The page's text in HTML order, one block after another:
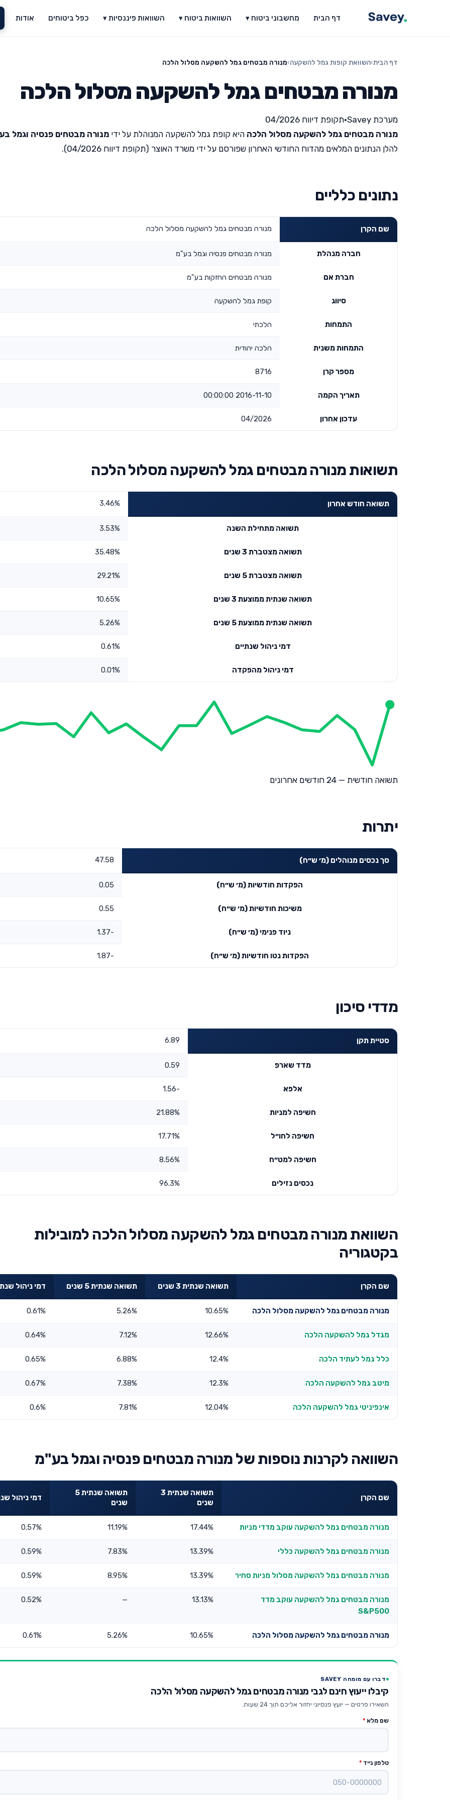
דף הבית מחשבוני ביטוח ▾ השוואות ביטוח ▾ השוואות פיננסיות ▾ כפל ביטוחים אודות
דף הבית›השוואת קופות גמל להשקעה›מנורה מבטחים גמל להשקעה מסלול הלכה
מנורה מבטחים גמל להשקעה מסלול הלכה
מערכת Savey •תקופת דיווח 04/2026
מנורה מבטחים גמל להשקעה מסלול הלכה היא קופת גמל להשקעה המנוהלת על ידי מנורה מבטחים פנסיה וגמל
להלן הנתונים המלאים מהדוח החודשי האחרון שפורסם על ידי משרד האוצר (תקופת דיווח 04/2026).
נתונים כלליים
שם הקרן מנורה מבטחים גמל להשקעה מסלול הלכה
חברה מנהלת מנורה מבטחים פנסיה וגמל בע"מ
חברת אם מנורה מבטחים החזקות בע"מ
סיווג קופת גמל להשקעה
התמחות הלכתי
התמחות משנית הלכה יהודית
מספר קרן 8716
תאריך הקמה 2016-11-10 00:00:00
עדכון אחרון 04/2026
תשואות מנורה מבטחים גמל להשקעה מסלול הלכה
תשואה חודש אחרון 3.46%
תשואה מתחילת השנה 3.53%
תשואה מצטברת 3 שנים 35.48%
תשואה מצטברת 5 שנים 29.21%
תשואה שנתית ממוצעת 3 שנים 10.65%
תשואה שנתית ממוצעת 5 שנים 5.26%
דמי ניהול שנתיים 0.61%
דמי ניהול מהפקדה 0.01%
תשואה חודשית — 24 חודשים אחרונים
יתרות
סך נכסים מנוהלים (מ׳ ש״ח) 47.58
הפקדות חודשיות (מ׳ ש״ח) 0.05
משיכות חודשיות (מ׳ ש״ח) 0.55
ניוד פנימי (מ׳ ש״ח) -1.37
הפקדות נטו חודשיות (מ׳ ש״ח) -1.87
מדדי סיכון
סטיית תקן 6.89
מדד שארפ 0.59
אלפא -1.56
חשיפה למניות 21.88%
חשיפה לחו״ל 17.71%
חשיפה למט״ח 8.56%
נכסים נזילים 96.3%
השוואת מנורה מבטחים גמל להשקעה מסלול הלכה למובילות
בקטגוריה
שם הקרן תשואה שנתית 3 שנים תשואה שנתית 5 שנים דמי ניהול
מנורה מבטחים גמל להשקעה מסלול הלכה 10.65%
5.26%
0.61%
מגדל גמל להשקעה הלכה 12.66%
7.12%
0.64%
כלל גמל לעתיד הלכה 12.4%
6.88%
0.65%
מיטב גמל להשקעה הלכה 12.3%
7.38%
0.67%
אינפיניטי גמל להשקעה הלכה 12.04%
7.81%
0.6%
השוואה לקרנות נוספות של מנורה מבטחים פנסיה וגמל בע"מ
שם הקרן
תשואה שנתית 3
שנים
תשואה שנתית 5
שנים
דמי ניהול
מנורה מבטחים גמל להשקעה עוקב מדדי מניות 17.44%
11.19%
0.57%
מנורה מבטחים גמל להשקעה כללי 13.39%
7.83%
0.59%
מנורה מבטחים גמל להשקעה מסלול מניות סחיר 13.39%
8.95%
0.59%
מנורה מבטחים גמל להשקעה עוקב מדד
S&P500
13.13%
—
0.52%
מנורה מבטחים גמל להשקעה מסלול הלכה 10.65%
5.26%
0.61%
דברו עם מומחה SAVEY
קיבלו ייעוץ חינם לגבי מנורה מבטחים גמל להשקעה מסלול הלכה
השאירו פרטים — יועץ פנסיוני יחזור אליכם תוך 24 שעות.
שם מלא *
טלפון נייד *